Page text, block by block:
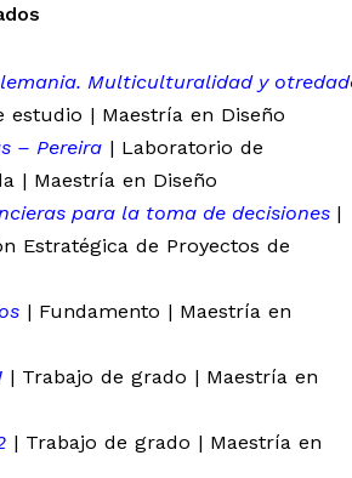
Multiculturalidad y
estudio | Maestría en Diseño
– Pereira | Laboratorio de
| Maestría en Diseño
para la toma de decisiones |
Estratégica de Proyectos de
| Fundamento | Maestría en
| Trabajo de grado | Maestría en
| Trabajo de grado | Maestría en